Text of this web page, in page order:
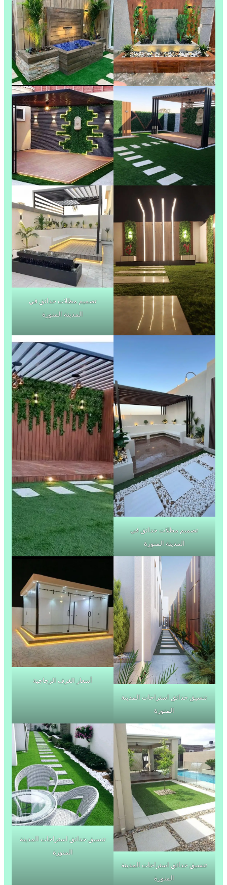
تصميم مظلات حدائق في
المدينة المنورة
تصميم مظلات حدائق في
المدينة المنورة
تنسيق حدائق استراحات المدينة
المنورة
أسعار الغرف الزجاجية
تنسيق حدائق استراحات المدينة
المنورة
تنسيق حدائق استراحات المدينة
المنورة